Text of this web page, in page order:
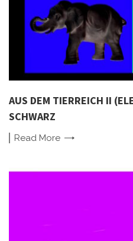
AUS DEM TIERREICH II
SCHWARZ
Read More